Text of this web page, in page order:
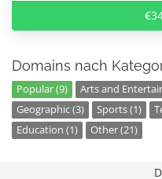
Domains nach
Popular (9) Arts and
Geographic (3)
Sports (1)
Education (1)
Other (21)